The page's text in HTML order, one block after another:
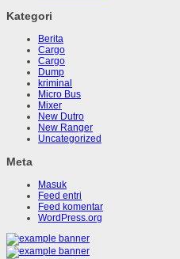
Kategori
Berita
Cargo
Cargo
Dump
kriminal
Micro Bus
Mixer
New Dutro
New Ranger
Uncategorized
Meta
Masuk
Feed entri
Feed komentar
WordPress.org